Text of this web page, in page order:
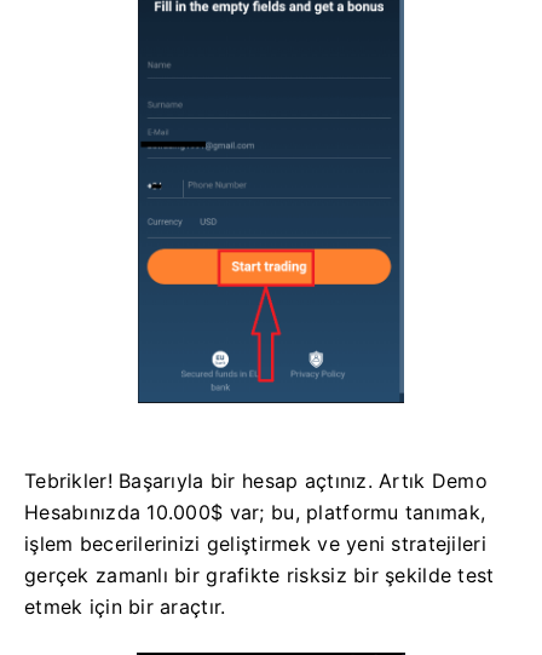
Tebrikler! Başarıyla bir hesap açtınız. Artık Demo
Hesabınızda 10.000$ var; bu, platformu tanımak,
işlem becerilerinizi geliştirmek ve yeni stratejileri
gerçek zamanlı bir grafikte risksiz bir şekilde test
etmek için bir araçtır.